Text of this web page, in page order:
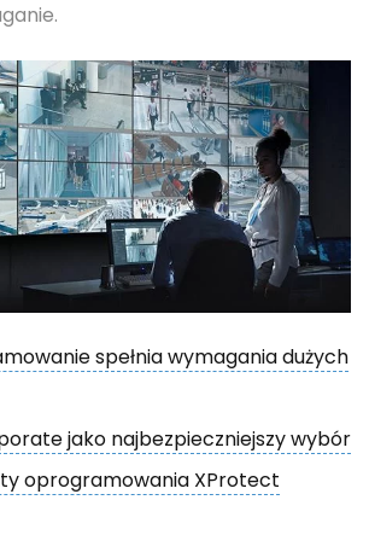
spełnia wymagania dużych
jako najbezpieczniejszy wybór
oprogramowania XProtect